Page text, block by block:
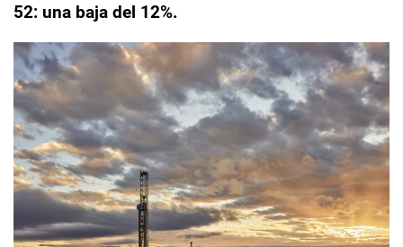
52: una baja del 12%.